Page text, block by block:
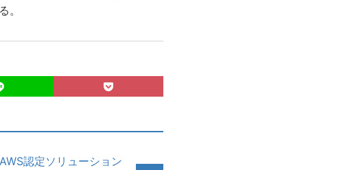
。
認定ソリューション